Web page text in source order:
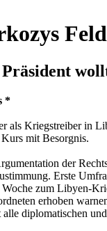
*
als Kriegstreiber in
mit Besorgnis.
der
Erste
Woche zum Libyen-
erhoben
alle diplomatischen